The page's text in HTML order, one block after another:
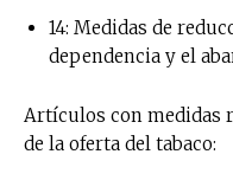
14: Medidas de
dependencia y el
Artículos con medidas
de la oferta del tabaco: